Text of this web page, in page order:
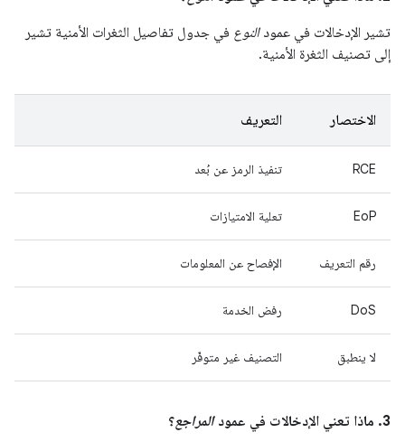
تشير الإدخالات في عمودالنوع في جدول تفاصيل الثغرات الأمنية تشير
إلى تصنيف الثغرة الأمنية.
الاختصار التعريف
RCE تنفيذ الرمز عن بُعد
EoP تعلية الامتيازات
رقم التعريف الإفصاح عن المعلومات
DoS رفض الخدمة
لا ينطبق التصنيف غير متوفّر
3. ماذا تعني الإدخالات في عمود المراجع؟